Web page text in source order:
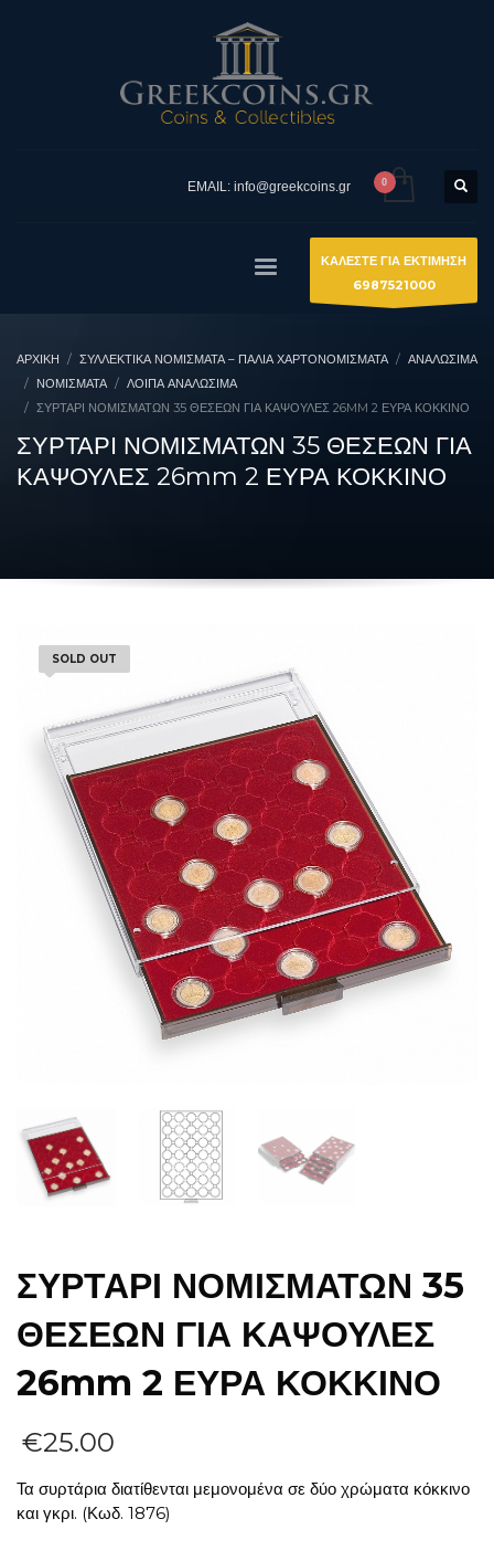
EMAIL: info@greekcoins.gr
ΚΑΛΕΣΤΕ ΓΙΑ ΕΚΤΙΜΗΣΗ
6987521000
ΑΡΧΙΚΉ ΣΥΛΛΕΚΤΙΚΆ ΝΟΜΊΣΜΑΤΑ – ΠΑΛΙΆ ΧΑΡΤΟΝΟΜΊΣΜΑΤΑ
ΑΝΑΛΩΣΙΜΑ
ΝΟΜΊΣΜΑΤΑ
ΛΟΙΠΆ ΑΝΑΛΏΣΙΜΑ
ΣΥΡΤΑΡΙ ΝΟΜΙΣΜΑΤΩΝ 35 ΘΕΣΕΩΝ ΓΙΑ ΚΑΨΟΥΛΕΣ 26MM 2 ΕΥΡΑ ΚΟΚΚΙΝΟ
ΣΥΡΤΑΡΙ ΝΟΜΙΣΜΑΤΩΝ 35 ΘΕΣΕΩΝ ΓΙΑ
ΚΑΨΟΥΛΕΣ 26mm 2 ΕΥΡΑ ΚΟΚΚΙΝΟ
SOLD OUT
ΣΥΡΤΑΡΙ ΝΟΜΙΣΜΑΤΩΝ 35
ΘΕΣΕΩΝ ΓΙΑ ΚΑΨΟΥΛΕΣ
26mm 2 ΕΥΡΑ ΚΟΚΚΙΝΟ
€25.00
Τα συρτάρια διατίθενται μεμονομένα σε δύο χρώματα κόκκινο
και γκρι. (Κωδ. 1876)